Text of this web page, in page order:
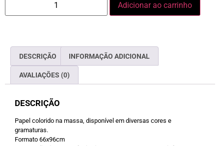
Adicionar ao carrinho
DESCRIÇÃO INFORMAÇÃO ADICIONAL
AVALIAÇÕES (0)
DESCRIÇÃO
Papel colorido na massa, disponível em diversas cores e
gramaturas.
Formato 66x96cm